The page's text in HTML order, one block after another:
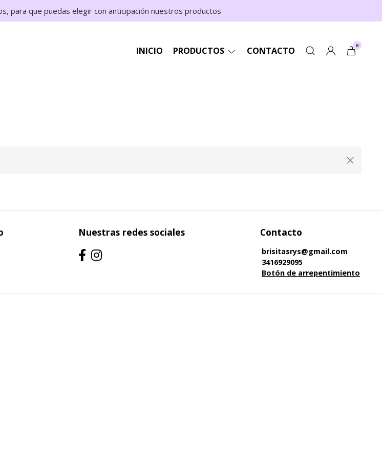
para que puedas elegir con anticipación nuestros productos
INICIO PRODUCTOS CONTACTO 0
Nuestras redes sociales Contacto
brisitasrys@gmail.com
3416929095
Botón de arrepentimiento